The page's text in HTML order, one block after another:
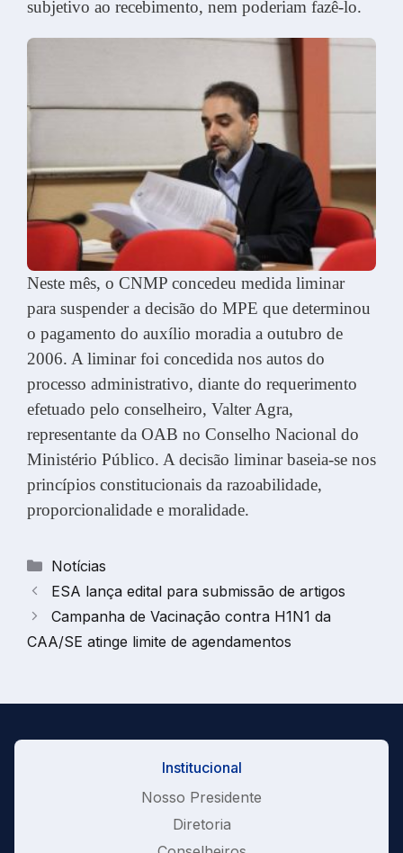
subjetivo ao recebimento, nem poderiam fazê-lo.
Neste mês, o CNMP concedeu medida liminar
para suspender a decisão do MPE que determinou
o pagamento do auxílio moradia a outubro de
2006. A liminar foi concedida nos autos do
processo administrativo, diante do requerimento
efetuado pelo conselheiro, Valter Agra,
representante da OAB no Conselho Nacional do
Ministério Público. A decisão liminar baseia-se nos
princípios constitucionais da razoabilidade,
proporcionalidade e moralidade.
Categorias
Notícias
ESA lança edital para submissão de artigos
Campanha de Vacinação contra H1N1 da
CAA/SE atinge limite de agendamentos
Institucional
Nosso Presidente
Diretoria